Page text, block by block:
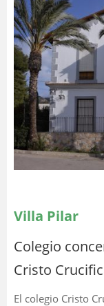
Villa Pilar
Colegio
Cristo
El colegio Cristo